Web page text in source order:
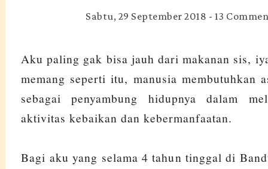
Sabtu, 29 September 2018 - 13
Aku paling gak bisa jauh dari makanan sis,
memang seperti itu, manusia membutuhkan
sebagai penyambung hidupnya dalam
aktivitas kebaikan dan kebermanfaatan.
Bagi aku yang selama 4 tahun tinggal di